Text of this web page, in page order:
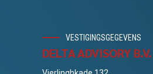
VESTIGINGSGEGEVENS
DELTA ADVISORY B.V.